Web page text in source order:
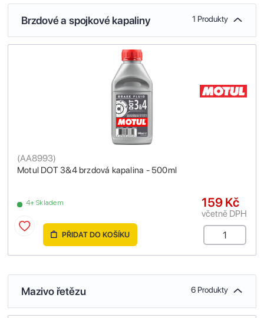
Brzdové a spojkové kapaliny 1 Produkty
Motul DOT 3&4 brzdová kapalina - 500ml
(AA8993)
4+ Skladem 159 Kč
včetně DPH
PŘIDAT DO KOŠÍKU
Mazivo řetězu 6 Produkty